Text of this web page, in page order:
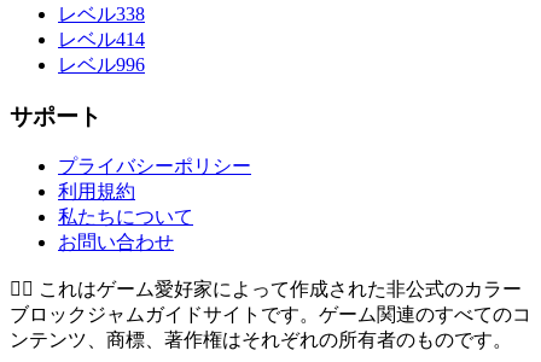
レベル338
レベル414
レベル996
サポート
プライバシーポリシー
利用規約
私たちについて
お問い合わせ
👉🏻 これはゲーム愛好家によって作成された非公式のカラー
ブロックジャムガイドサイトです。ゲーム関連のすべてのコ
ンテンツ、商標、著作権はそれぞれの所有者のものです。